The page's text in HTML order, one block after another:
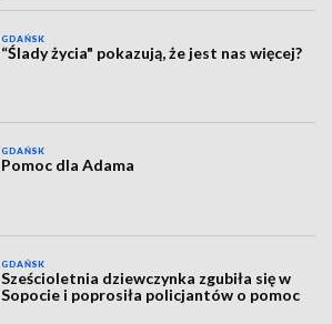
GDAŃSK
“Ślady życia" pokazują, że jest nas więcej?
GDAŃSK
Pomoc dla Adama
GDAŃSK
Sześcioletnia dziewczynka zgubiła się w
Sopocie i poprosiła policjantów o pomoc